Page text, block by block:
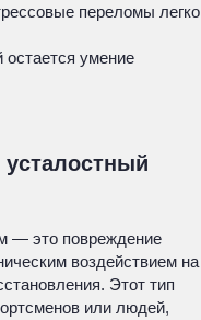
переломы легко
умение
— это повреждение
воздействием на
Этот тип
или людей,